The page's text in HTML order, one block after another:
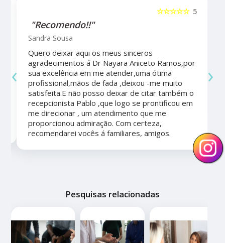
5
☆☆☆☆☆
"Recomendo!!"
Sandra Sousa
Quero deixar aqui os meus sinceros
agradecimentos á Dr Nayara Aniceto Ramos,por
sua excelência em me atender,uma ótima
profissional,mãos de fada ,deixou -me muito
satisfeita.E não posso deixar de citar também o
recepcionista Pablo ,que logo se prontificou em
me direcionar , um atendimento que me
proporcionou admiração. Com certeza,
recomendarei vocês á familiares, amigos.
‹ ›
Pesquisas relacionadas